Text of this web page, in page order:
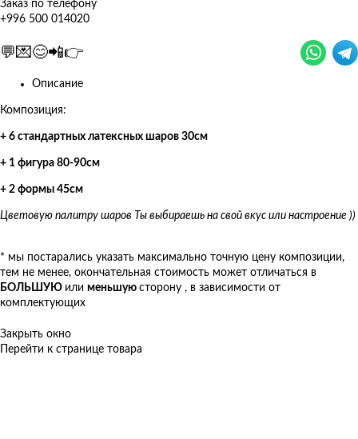
Заказ по телефону
+996 500 014020
💬💌😊📲👉
Описание
Композиция:
+ 6 стандартных латексных шаров 30см
+ 1 фигура 80-90см
+ 2 формы 45см
Цветовую палитру шаров Ты выбираешь на свой вкус или настроение ))
* мы постарались указать максимально точную цену композиции,
тем не менее, окончательная стоимость может отличаться в
БОЛЬШУЮ или меньшую сторону , в зависимости от
комплектующих
Закрыть окно
Перейти к странице товара